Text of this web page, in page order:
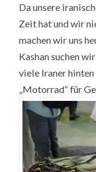
Da unsere
Zeit hat und wir
machen wir uns
Kashan suchen
viele Iraner
„Motorrad“ für